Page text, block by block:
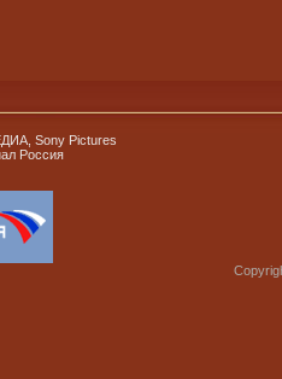
Sony Pictures
Россия